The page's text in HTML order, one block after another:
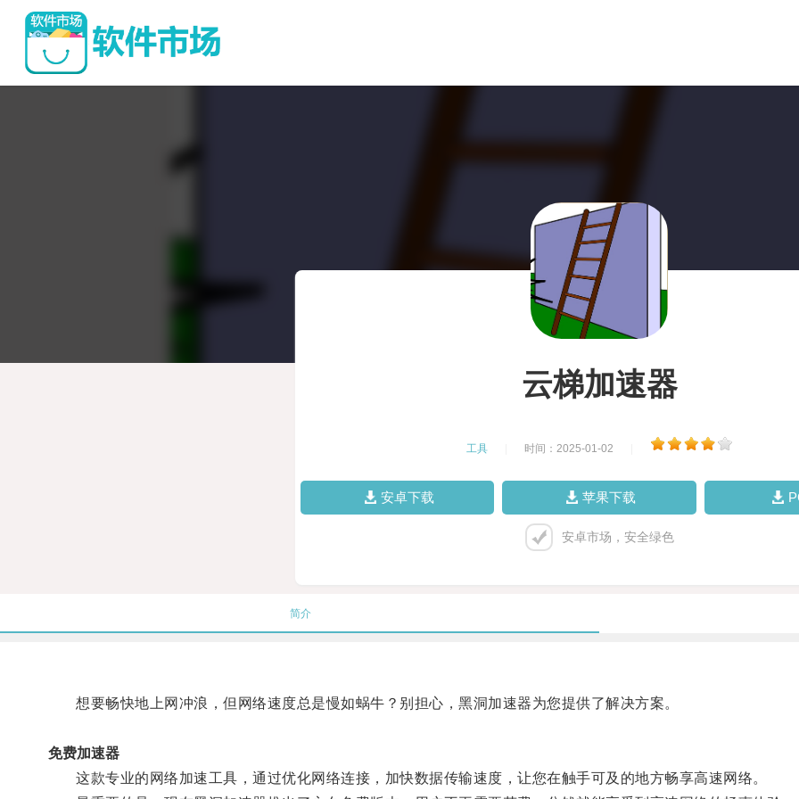
云梯加速器
工具 时间：2025-01-02
安卓下载 苹果下载
安卓市场，安全绿色
简介
想要畅快地上网冲浪，但网络速度总是慢如蜗牛？别担心，黑洞加速器为您提供了解决方案。
免费加速器
这款专业的网络加速工具，通过优化网络连接，加快数据传输速度，让您在触手可及的地方畅享高速网络。